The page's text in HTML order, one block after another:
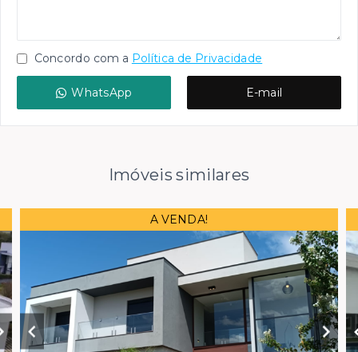
Concordo com a Política de Privacidade
WhatsApp E-mail
Imóveis similares
A VENDA!